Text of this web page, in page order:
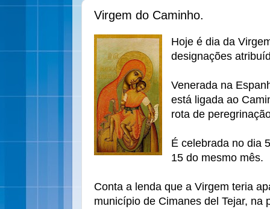
Virgem do Caminho.
Hoje é dia da
designações
Venerada na
está ligada ao
rota de
É celebrada no dia
15 do mesmo mês.
Conta a lenda que a Virgem teria
município de Cimanes del Tejar, na